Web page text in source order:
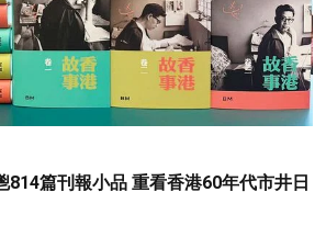
814篇刊報小品 重看香港60年代市井日